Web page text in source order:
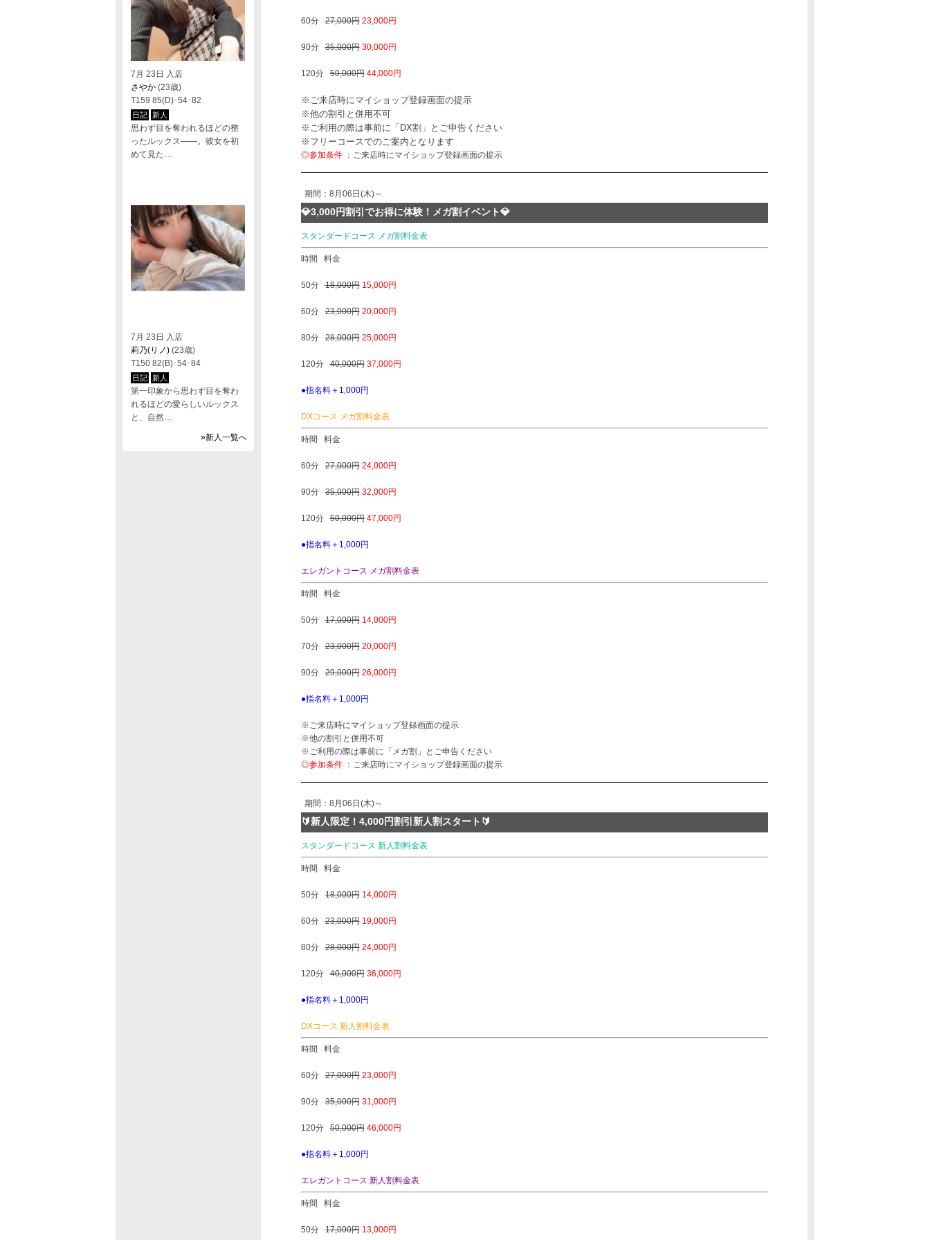
7月 23日 入店
さやか(23歳)
T159 85(D)･54･82
日記 新人
思わず目を奪われるほどの整
ったルックス――。彼女を初
めて見た…
7月 23日 入店
莉乃(リノ)(23歳)
T150 82(B)･54･84
日記 新人
第一印象から思わず目を奪わ
れるほどの愛らしいルックス
と、自然…
»新人一覧へ
60分 27,000円 23,000円
90分 35,000円 30,000円
120分 50,000円 44,000円
※ご来店時にマイショップ登録画面の提示
※他の割引と併用不可
※ご利用の際は事前に「DX割」とご申告ください
※フリーコースでのご案内となります
◎参加条件：ご来店時にマイショップ登録画面の提示
期間：8月06日(木)～
💎3,000円割引でお得に体験！メガ割イベント💎
スタンダードコース メガ割料金表
時間 料金
50分 18,000円 15,000円
60分 23,000円 20,000円
80分 28,000円 25,000円
120分 40,000円 37,000円
●指名料＋1,000円
DXコース メガ割料金表
時間 料金
60分 27,000円 24,000円
90分 35,000円 32,000円
120分 50,000円 47,000円
●指名料＋1,000円
エレガントコース メガ割料金表
時間 料金
50分 17,000円 14,000円
70分 23,000円 20,000円
90分 29,000円 26,000円
●指名料＋1,000円
※ご来店時にマイショップ登録画面の提示
※他の割引と併用不可
※ご利用の際は事前に「メガ割」とご申告ください
◎参加条件：ご来店時にマイショップ登録画面の提示
期間：8月06日(木)～
🔰新人限定！4,000円割引新人割スタート🔰
スタンダードコース 新人割料金表
時間 料金
50分 18,000円 14,000円
60分 23,000円 19,000円
80分 28,000円 24,000円
120分 40,000円 36,000円
●指名料＋1,000円
DXコース 新人割料金表
時間 料金
60分 27,000円 23,000円
90分 35,000円 31,000円
120分 50,000円 46,000円
●指名料＋1,000円
エレガントコース 新人割料金表
時間 料金
50分 17,000円 13,000円